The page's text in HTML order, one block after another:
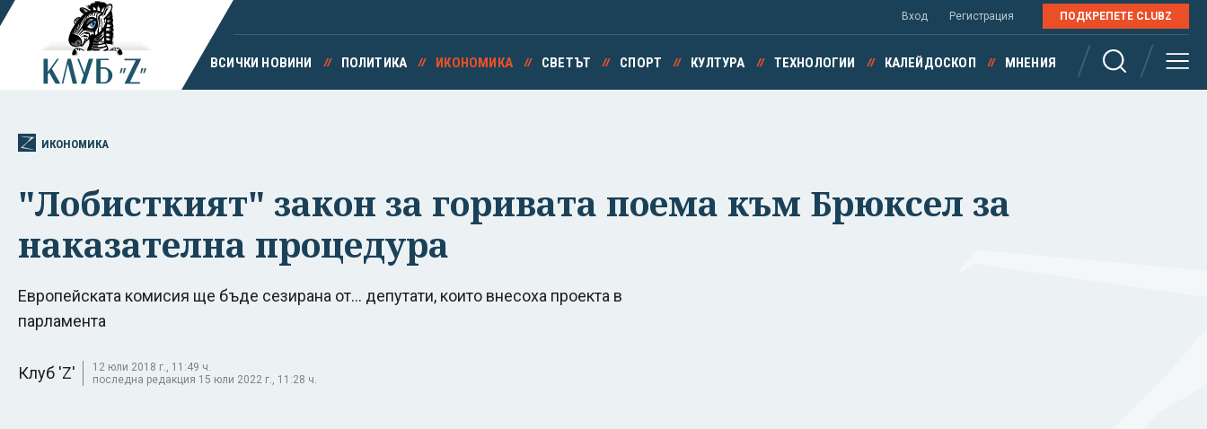
Вход Регистрация ПОДКРЕПЕТЕ CLUBZ
ВСИЧКИ НОВИНИ ПОЛИТИКА ИКОНОМИКА СВЕТЪТ СПОРТ КУЛТУРА ТЕХНОЛОГИИ КАЛЕЙДОСКОП МНЕНИЯ
ИКОНОМИКА
"Лобисткият" закон за горивата поема към Брюксел за
наказателна процедура
Европейската комисия ще бъде сезирана от... депутати, които внесоха проекта в
парламента
Клуб 'Z'
12 юли 2018 г., 11:49 ч.
последна редакция 15 юли 2022 г., 11:28 ч.